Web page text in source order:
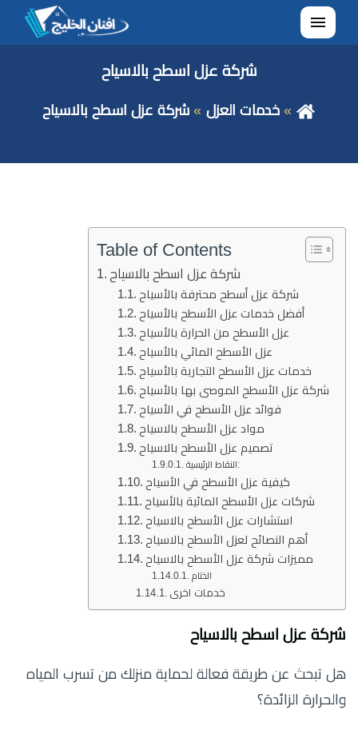
القائمة
شركة عزل اسطح بالاسياح
خدمات العزل شركة عزل اسطح بالاسياح
Table of Contents
شركة عزل اسطح بالاسياح
شركة عزل أسطح محترفة بالأسياح
أفضل خدمات عزل الأسطح بالأسياح
عزل الأسطح من الحرارة بالأسياح
عزل الأسطح المائي بالأسياح
خدمات عزل الأسطح التجارية بالأسياح
شركة عزل الأسطح الموصى بها بالأسياح
فوائد عزل الأسطح في الأسياح
مواد عزل الأسطح بالاسياح
تصميم عزل الأسطح بالاسياح
النقاط الرئيسية:
كيفية عزل الأسطح في الأسياح
شركات عزل الأسطح المائية بالأسياح
استشارات عزل الأسطح بالاسياح
أهم النصائح لعزل الأسطح بالاسياح
مميزات شركة عزل الأسطح بالاسياح
الختام
خدمات اخرى
شركة عزل اسطح بالاسياح
هل تبحث عن طريقة فعالة لحماية منزلك من تسرب المياه
والحرارة الزائدة؟